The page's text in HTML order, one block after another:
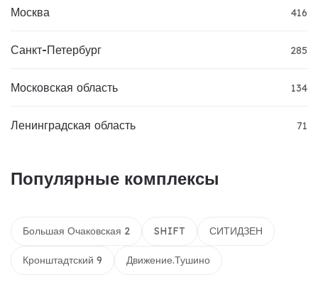
Москва 416
Санкт-Петербург 285
Московская область 134
Ленинградская область 71
Популярные комплексы
Большая Очаковская 2 SHIFT СИТИДЗЕН
Кронштадтский 9 Движение.Тушино